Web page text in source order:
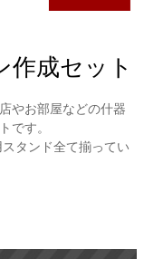
作成セット
やお部屋などの什器
です。
タンド全て揃ってい